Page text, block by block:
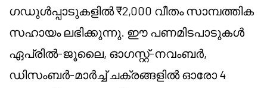
ഗഡുൾപ്പാടുകളിൽ ₹2,000 വീതം സാമ്പത്തിക
സഹായം ലഭിക്കുന്നു. ഈ പണമിടപാടുകൾ
ഏപ്രിൽ-ജൂലൈ, ഓഗസ്റ്റ്-നവംബർ,
ഡിസംബർ-മാർച്ച് ചക്രങ്ങളിൽ ഓരോ 4